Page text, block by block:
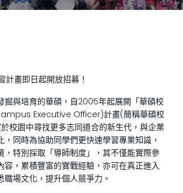
計畫即日起開放招募！
掘與培育的華碩，自2005年起展開「華碩校
Executive Officer)計畫(簡稱華碩校
校園中尋找更多志同道合的新生代，與企業
，同時為協助同學們更快速學習專業知識，
，特別採取「導師制度」，其不僅能實際參
容，累積豐富的實戰經驗，亦可在真正進入
職場文化，提升個人競爭力。